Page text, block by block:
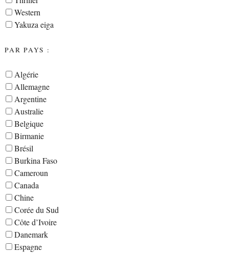
Western
Yakuza eiga
PAR PAYS :
Algérie
Allemagne
Argentine
Australie
Belgique
Birmanie
Brésil
Burkina Faso
Cameroun
Canada
Chine
Corée du Sud
Côte d’Ivoire
Danemark
Espagne